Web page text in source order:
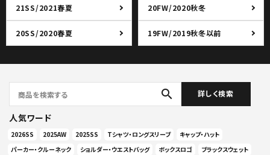
21SS/2021春夏 20FW/2020秋冬
20SS/2020春夏 19FW/2019秋冬以前
search 詳しく検索
人気ワード
2026SS 2025AW 2025SS Tシャツ・ロングスリーブ
キャップ・ハット
パーカー・クルーネック
ショルダー・ウエストバッグ ボックスロゴ ブラックスウェット